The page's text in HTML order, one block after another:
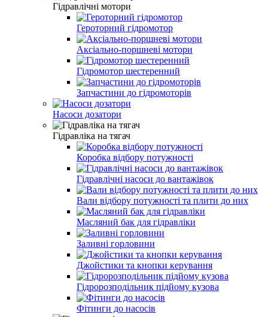
Гідравлічні мотори
Героторний гідромотор
Аксіально-поршневі мотори
Гідромотор шестеренний
Запчастини до гідромоторів
Насоси дозатори
Гідравліка на тягач
Коробка відбору потужності
Гідравлічні насоси до вантажівок
Вали відбору потужності та плити до них
Масляний бак для гідравліки
Заливні горловини
Джойстики та кнопки керування
Гідророзподільник підйому кузова
Фітинги до насосів